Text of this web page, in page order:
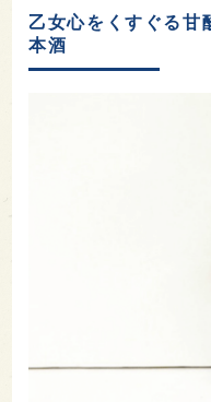
乙女心をくすぐる甘
本酒